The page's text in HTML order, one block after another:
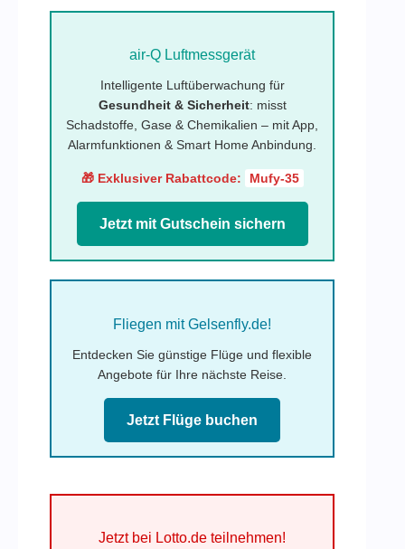
air-Q Luftmessgerät
Intelligente Luftüberwachung für
Gesundheit & Sicherheit: misst
Schadstoffe, Gase & Chemikalien – mit App,
Alarmfunktionen & Smart Home Anbindung.
🎁 Exklusiver Rabattcode: Mufy-35
Jetzt mit Gutschein sichern
Fliegen mit Gelsenfly.de!
Entdecken Sie günstige Flüge und flexible
Angebote für Ihre nächste Reise.
Jetzt Flüge buchen
Jetzt bei Lotto.de teilnehmen!